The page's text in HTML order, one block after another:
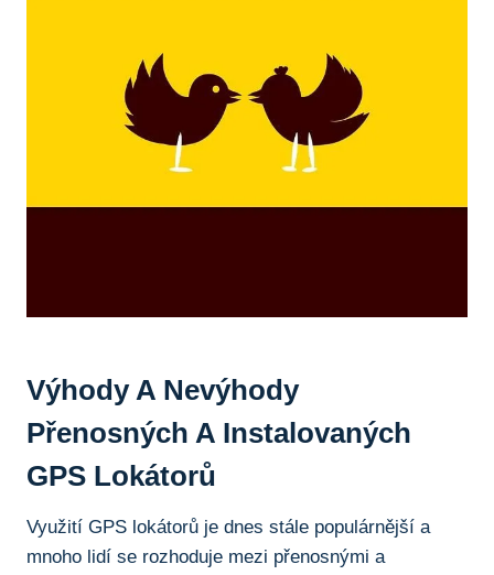
Výhody A Nevýhody
Přenosných A Instalovaných
GPS Lokátorů
Využití GPS lokátorů je dnes stále populárnější a
mnoho‍ lidí se‌ rozhoduje mezi přenosnými⁣ a